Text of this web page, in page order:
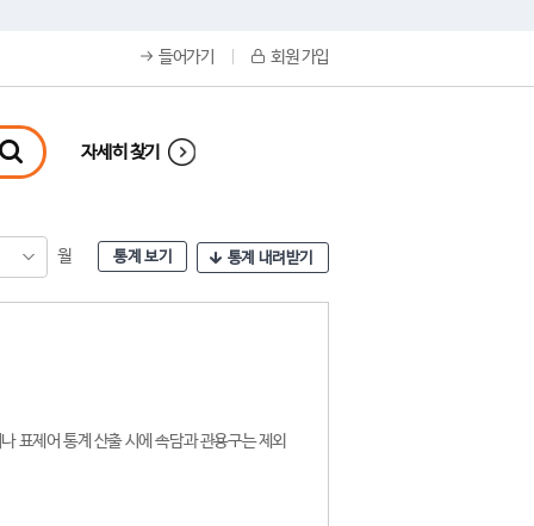
들어가기 회원 가입
자세히 찾기
월 통계 보기 통계 내려받기
표제어 통계 산출 시에 속담과 관용구는 제외